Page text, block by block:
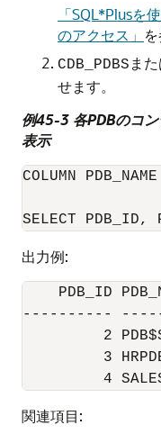
「SQL*Plusを
のアクセス」
CDB_PDBS ま
せます。
例45-3 各PDBのコ
表示
COLUMN
出力例:
PDB_ID
----------
2
3
関連項目: